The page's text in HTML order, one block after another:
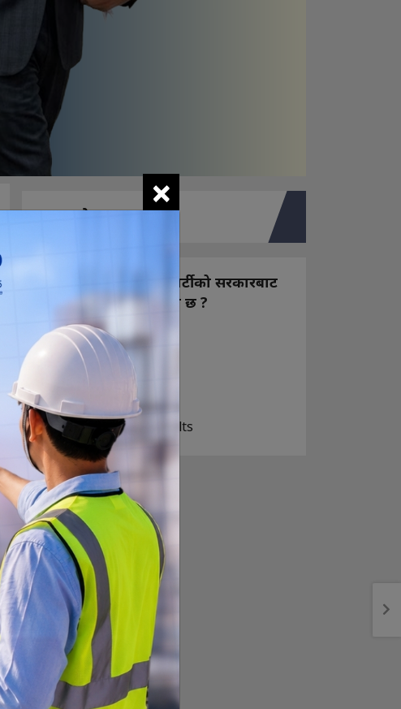
तपाइको मत
नयाँ बन्ने राष्ट्रिय स्वतन्त्र पार्टीको सरकारबाट
कस्तो अपेक्षा राख्नुभएको छ ?
निक्कै आशावादी छौ
खोइ, खासै आशा छैन
View Results
×